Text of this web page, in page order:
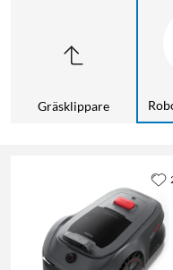
Gräsklippare